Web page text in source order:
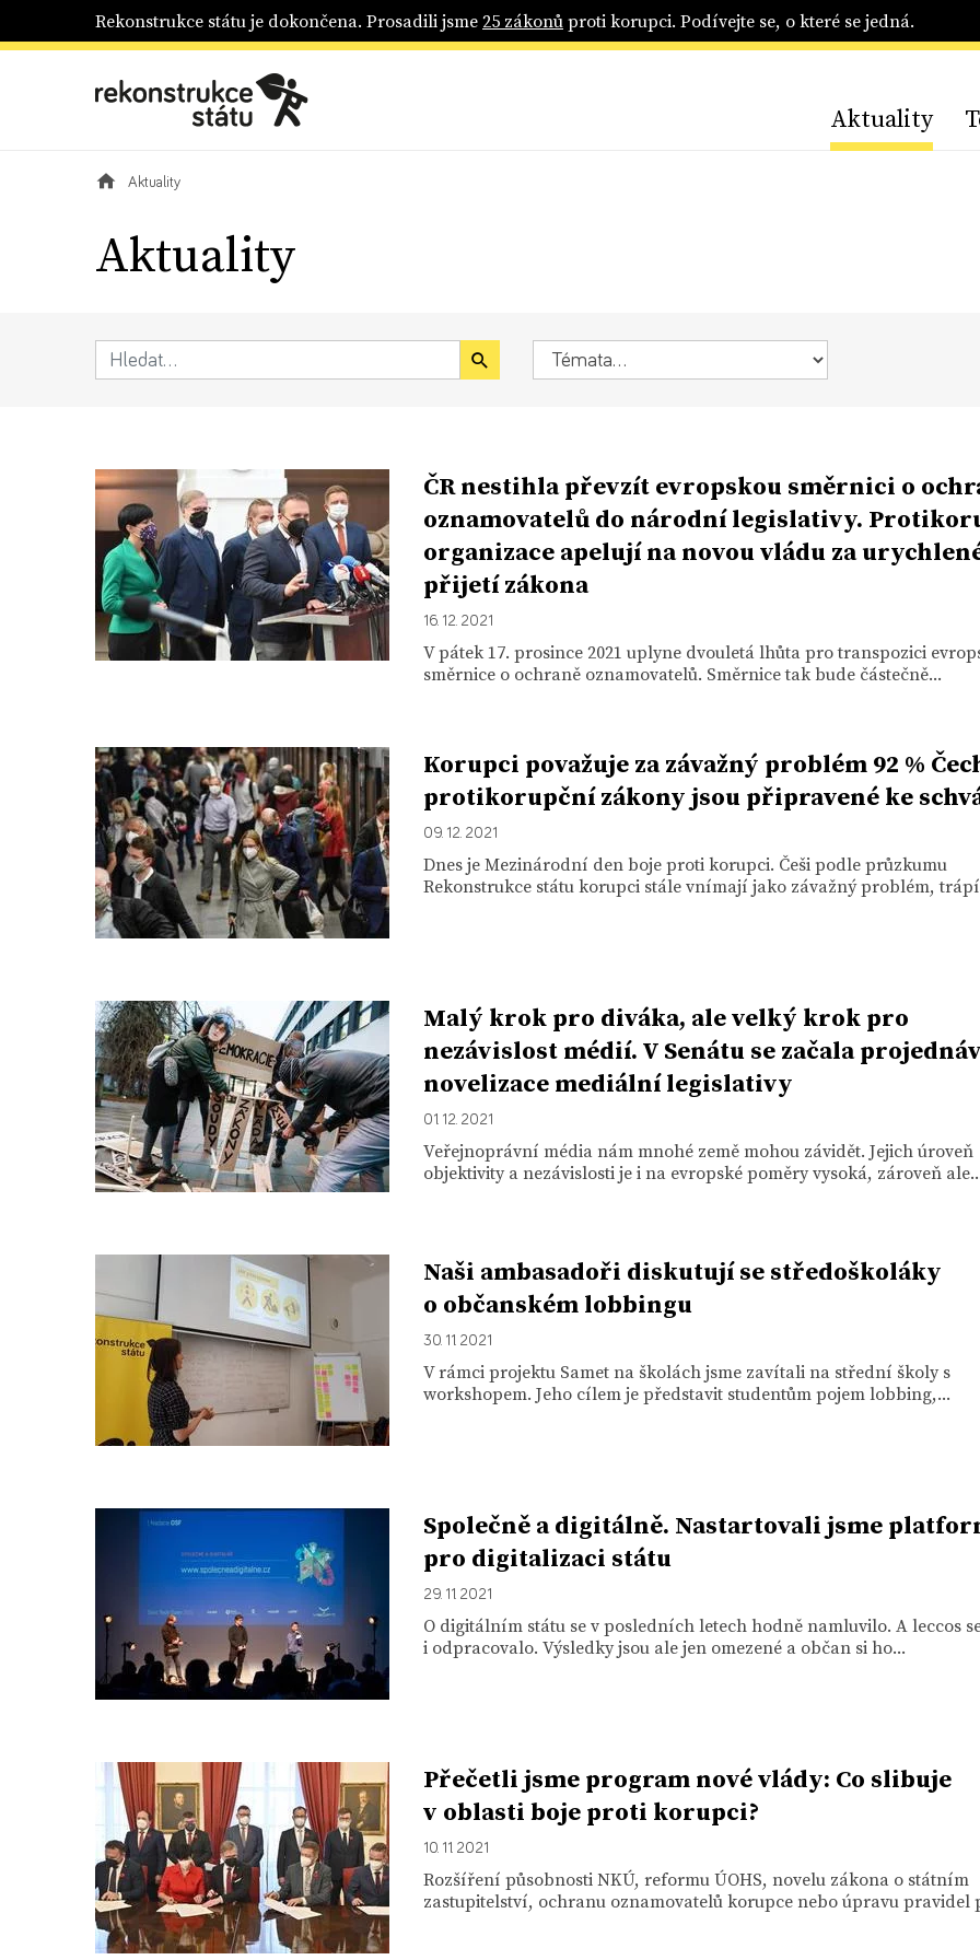
Rekonstrukce státu je dokončena. Prosadili jsme25 zákonůproti korupci. Podívejte se, o které se jedná.
Aktuality
Aktuality
Aktuality
ČR nestihla převzít evropskou směrnici o
oznamovatelů do národní legislativy.
organizace apelují na novou vládu za
přijetí zákona
16. 12. 2021
V pátek 17. prosince 2021 uplyne dvouletá lhůta pro transpozici
směrnice o ochraně oznamovatelů. Směrnice tak bude částečně...
Korupci považuje za závažný problém 92 %
protikorupční zákony jsou připravené ke
09. 12. 2021
Dnes je Mezinárodní den boje proti korupci. Češi podle průzkumu
Rekonstrukce státu korupci stále vnímají jako závažný problém,
Malý krok pro diváka, ale velký krok pro
nezávislost médií. V Senátu se začala
novelizace mediální legislativy
01. 12. 2021
Veřejnoprávní média nám mnohé země mohou závidět. Jejich úroveň
objektivity a nezávislosti je i na evropské poměry vysoká, zároveň
Naši ambasadoři diskutují se středoškoláky
o občanském lobbingu
30. 11. 2021
V rámci projektu Samet na školách jsme zavítali na střední školy s
workshopem. Jeho cílem je představit studentům pojem lobbing,...
Společně a digitálně. Nastartovali jsme
pro digitalizaci státu
29. 11. 2021
O digitálním státu se v posledních letech hodně namluvilo. A leccos
i odpracovalo. Výsledky jsou ale jen omezené a občan si ho...
Přečetli jsme program nové vlády: Co slibuje
v oblasti boje proti korupci?
10. 11. 2021
Rozšíření působnosti NKÚ, reformu ÚOHS, novelu zákona o státním
zastupitelství, ochranu oznamovatelů korupce nebo úpravu pravidel